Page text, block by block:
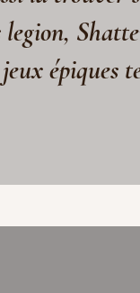
legion,
jeux